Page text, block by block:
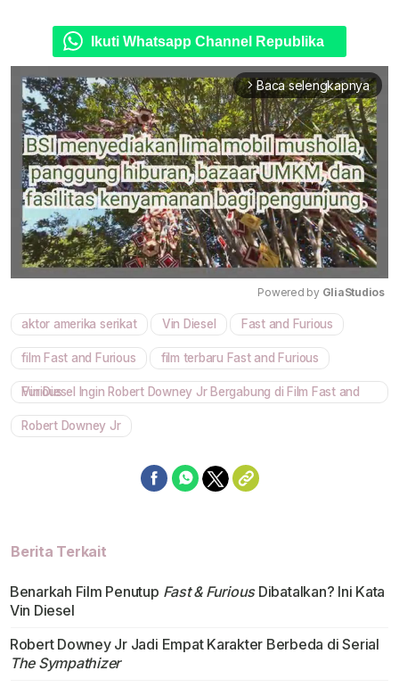
Ikuti Whatsapp Channel Republika
arrow_forward_ios Baca selengkapnya
Mute
Powered by GliaStudios
aktor amerika serikat Vin Diesel Fast and Furious
film Fast and Furious film terbaru Fast and Furious
Vin Diesel Ingin Robert Downey Jr Bergabung di Film Fast and Furious
Robert Downey Jr
Berita Terkait
Benarkah Film Penutup Fast & FuriousDibatalkan? Ini Kata
Vin Diesel
Robert Downey Jr Jadi Empat Karakter Berbeda di Serial
The Sympathizer